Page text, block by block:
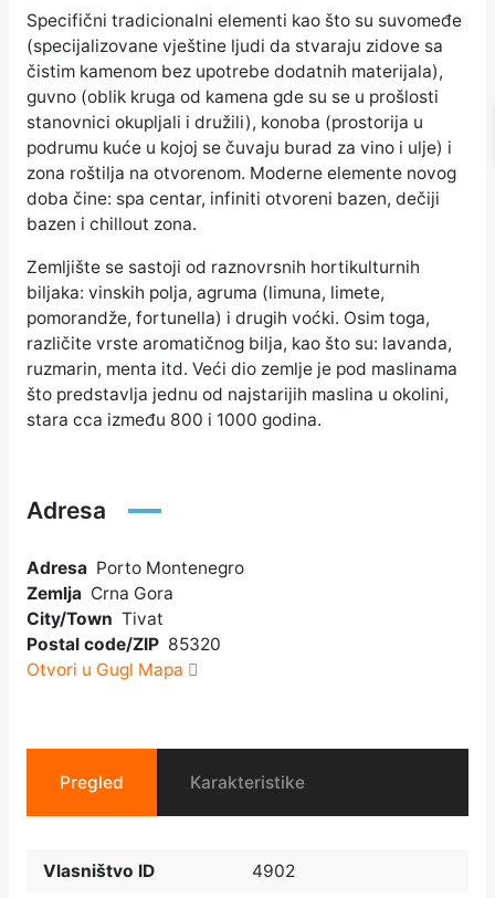
Specifični tradicionalni elementi kao što su suvomeđe
(specijalizovane vještine ljudi da stvaraju zidove sa
čistim kamenom bez upotrebe dodatnih materijala),
guvno (oblik kruga od kamena gde su se u prošlosti
stanovnici okupljali i družili), konoba (prostorija u
podrumu kuće u kojoj se čuvaju burad za vino i ulje) i
zona roštilja na otvorenom. Moderne elemente novog
doba čine: spa centar, infiniti otvoreni bazen, dečiji
bazen i chillout zona.
Zemljište se sastoji od raznovrsnih hortikulturnih
biljaka: vinskih polja, agruma (limuna, limete,
pomorandže, fortunella) i drugih voćki. Osim toga,
različite vrste aromatičnog bilja, kao što su: lavanda,
ruzmarin, menta itd. Veći dio zemlje je pod maslinama
što predstavlja jednu od najstarijih maslina u okolini,
stara cca između 800 i 1000 godina.
Adresa
Adresa Porto Montenegro
Zemlja Crna Gora
City/Town Tivat
Postal code/ZIP 85320
Otvori u Gugl Mapa
Pregled Karakteristike
Vlasništvo ID 4902